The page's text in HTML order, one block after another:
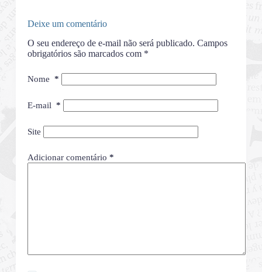
Deixe um comentário
O seu endereço de e-mail não será publicado. Campos
obrigatórios são marcados com *
Nome *
E-mail *
Site
Adicionar comentário *